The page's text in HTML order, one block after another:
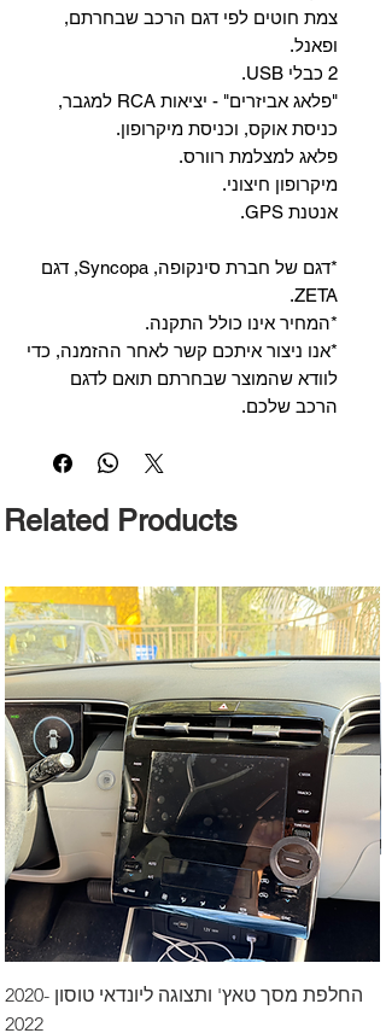
צמת חוטים לפי דגם הרכב שבחרתם,
ופאנל.
2 כבלי USB.
"פלאג אביזרים" - יציאות RCA למגבר,
כניסת אוקס, וכניסת מיקרופון.
פלאג למצלמת רוורס.
מיקרופון חיצוני.
אנטנת GPS.
*דגם של חברת סינקופה, Syncopa, דגם
ZETA.
*המחיר אינו כולל התקנה.
*אנו ניצור איתכם קשר לאחר ההזמנה, כדי
לוודא שהמוצר שבחרתם תואם לדגם
הרכב שלכם.
Related Products
החלפת מסך טאץ' ותצוגה ליונדאי טוסון 2020-
2022